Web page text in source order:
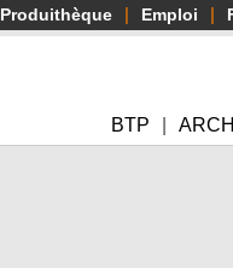
Produithèque Emploi
BTP